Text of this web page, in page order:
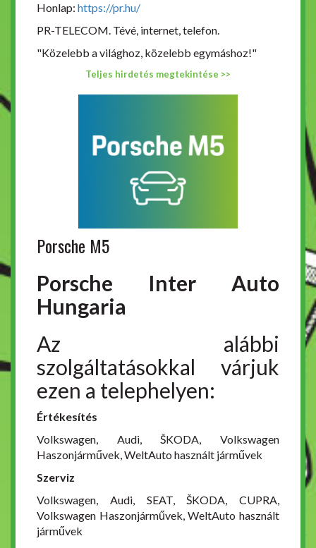
Honlap: https://pr.hu/
PR-TELECOM. Tévé, internet, telefon.
"Közelebb a világhoz, közelebb egymáshoz!"
Teljes hirdetés megtekintése >>
Porsche M5
Porsche Inter Auto
Hungaria
Az alábbi
szolgáltatásokkal várjuk
ezen a telephelyen:
Értékesítés
Volkswagen, Audi, ŠKODA, Volkswagen
Haszonjárművek, WeltAuto használt járművek
Szerviz
Volkswagen, Audi, SEAT, ŠKODA, CUPRA,
Volkswagen Haszonjárművek, WeltAuto használt
járművek